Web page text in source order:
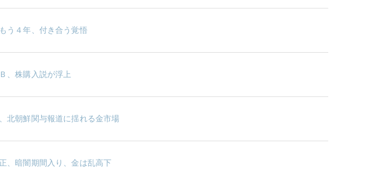
う４年、付き合う覚悟
、株購入説が浮上
北朝鮮関与報道に揺れる金市場
、暗闇期間入り、金は乱高下